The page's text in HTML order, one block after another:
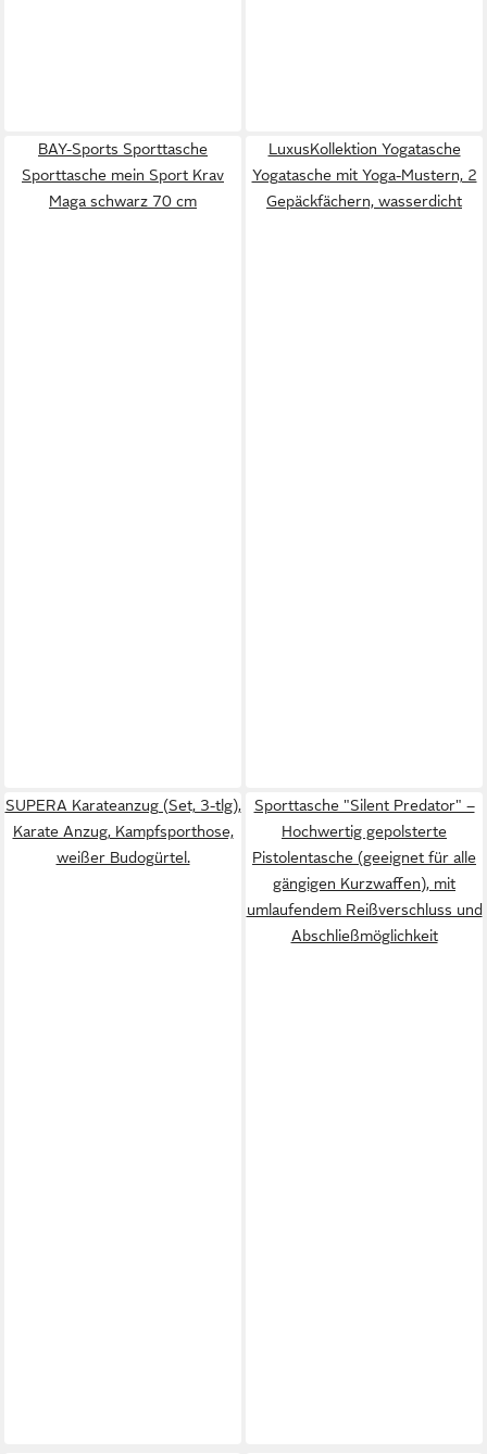
BAY-Sports Sporttasche
Sporttasche mein Sport Krav
Maga schwarz 70 cm
LuxusKollektion Yogatasche
Yogatasche mit Yoga-Mustern, 2
Gepäckfächern, wasserdicht
SUPERA Karateanzug (Set, 3-tlg),
Karate Anzug, Kampfsporthose,
weißer Budogürtel.
Sporttasche "Silent Predator" –
Hochwertig gepolsterte
Pistolentasche (geeignet für alle
gängigen Kurzwaffen), mit
umlaufendem Reißverschluss und
Abschließmöglichkeit